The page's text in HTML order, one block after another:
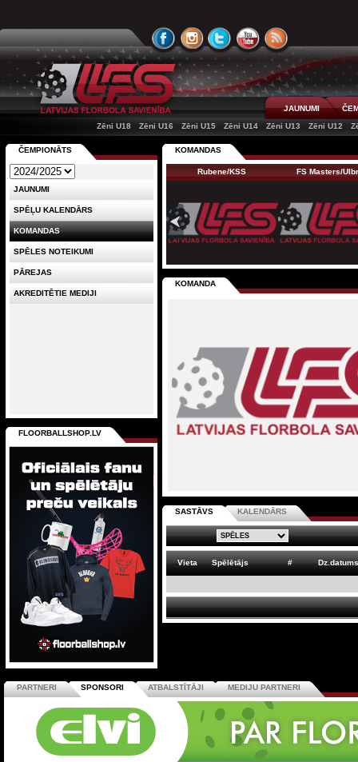
JAUNUMI
Zēni U18
Zēni U16 Zēni U15 Zēni U14 Zēni U13 Zēni U12
KOMANDAS
Rubene/KSS FS Masters/
KOMANDA
SASTĀVS KALENDĀRS
Vieta Spēlētājs # Dz.datums
ČEMPIONĀTS
JAUNUMI
SPĒĻU KALENDĀRS
KOMANDAS
SPĒLES NOTEIKUMI
PĀREJAS
AKREDITĒTIE MEDIJI
FLOORBALLSHOP.LV
PARTNERI SPONSORI ATBALSTĪTĀJI MEDIJU PARTNERI